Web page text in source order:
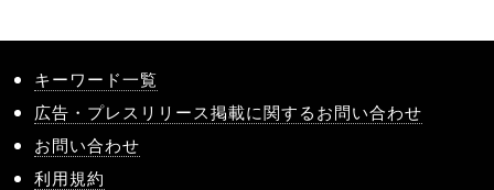
キーワード一覧
広告・プレスリリース掲載に関するお問い合わせ
お問い合わせ
利用規約